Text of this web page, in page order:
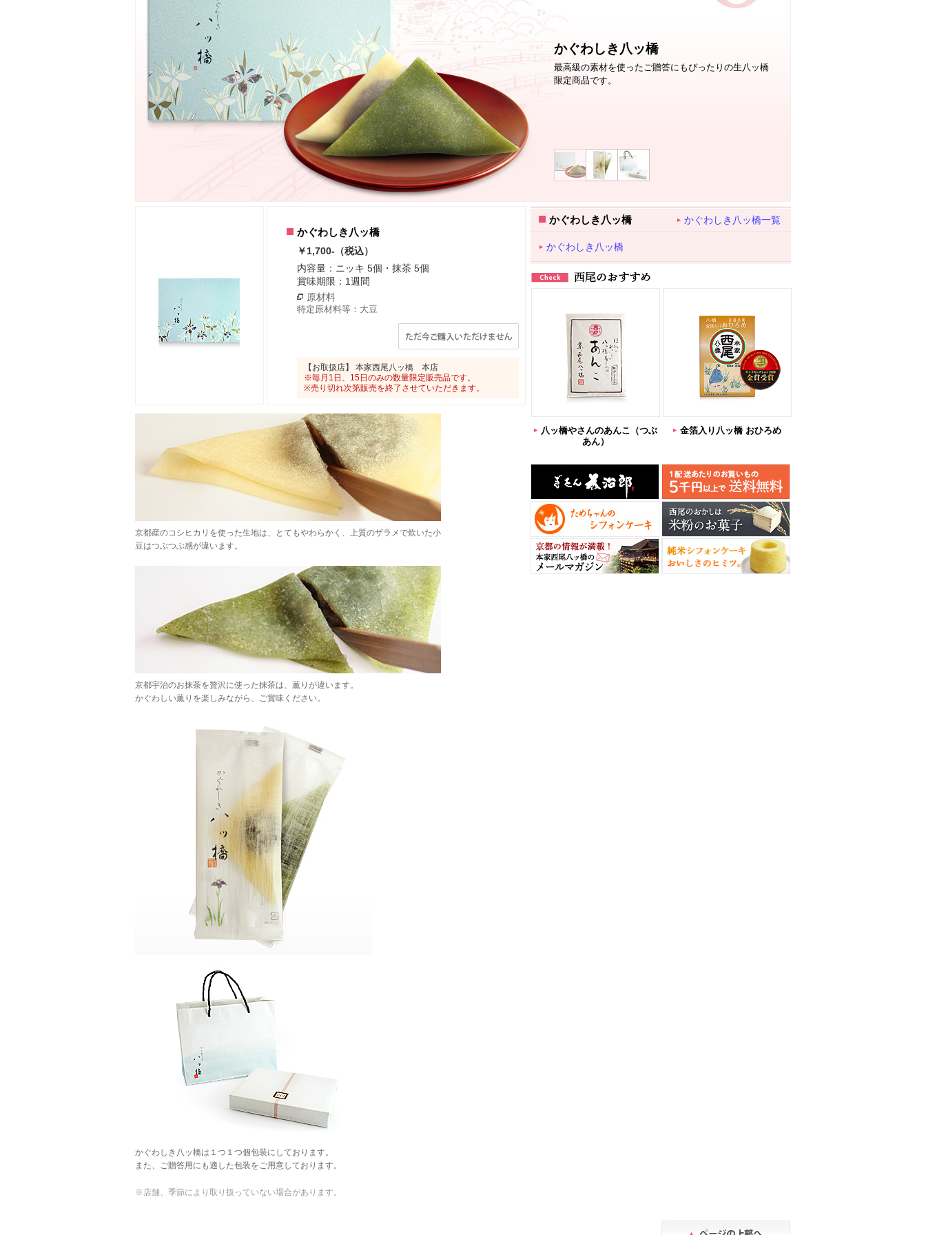
かぐわしき八ッ橋
最高級の素材を使ったご贈答にもぴったりの生八ッ橋
限定商品です。
かぐわしき八ッ橋
￥1,700-（税込）
内容量：ニッキ 5個・抹茶 5個
賞味期限：1週間
原材料
特定原材料等：大豆
【お取扱店】 本家西尾八ッ橋 本店
※毎月1日、15日のみの数量限定販売品です。
※売り切れ次第販売を終了させていただきます。
京都産のコシヒカリを使った生地は、とてもやわらかく、上質のザラメで炊いた小
豆はつぶつぶ感が違います。
京都宇治のお抹茶を贅沢に使った抹茶は、薫りが違います。
かぐわしい薫りを楽しみながら、ご賞味ください。
かぐわしき八ッ橋は１つ１つ個包装にしております。
また、ご贈答用にも適した包装をご用意しております。
※店舗、季節により取り扱っていない場合があります。
かぐわしき八ッ橋 かぐわしき八ッ橋一覧
かぐわしき八ッ橋
八ッ橋やさんのあんこ（つぶ
あん）
金箔入り八ッ橋 おひろめ